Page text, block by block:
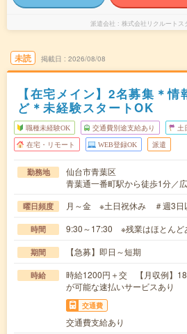
派遣会社 株式会社リクルートス
未読 掲載日 2026/08/08
【在宅メイン】2名募集＊
ど＊未経験スタートOK
職種未経験OK 交通費別途支給あり 土
在宅・リモート WEB登録OK 派遣
勤務地
仙台市青葉区
青葉通一番町駅から徒歩1分／
曜日頻度 月～金 ※土日祝休み ＃週3日
時間 9:30～17:30 ※残業はほとんど
期間 【急募】即日～短期
時給
時給1200円＋交 【月収例】
が可能な速払いサービスあり
交通費
交通費支給あり